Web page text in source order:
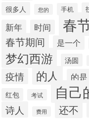
很多人 您的 手机
新年 时间 春
春节期间 是一个
梦幻西游 汤圆
疫情
的人 的是
红包 考试 自己
诗人 费用 还不